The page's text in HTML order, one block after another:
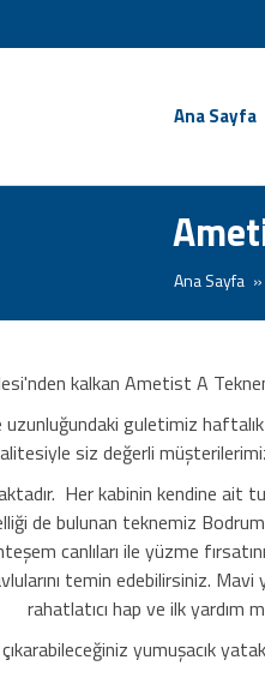
Ana Sayfa
Ana Sayfa
kalkan Ametist A
guletimiz
siz değerli
Her kabinin kendine ait
de bulunan teknemiz
canlıları ile yüzme
temin edebilirsiniz.
rahatlatıcı hap ve ilk yardım
yumuşacık